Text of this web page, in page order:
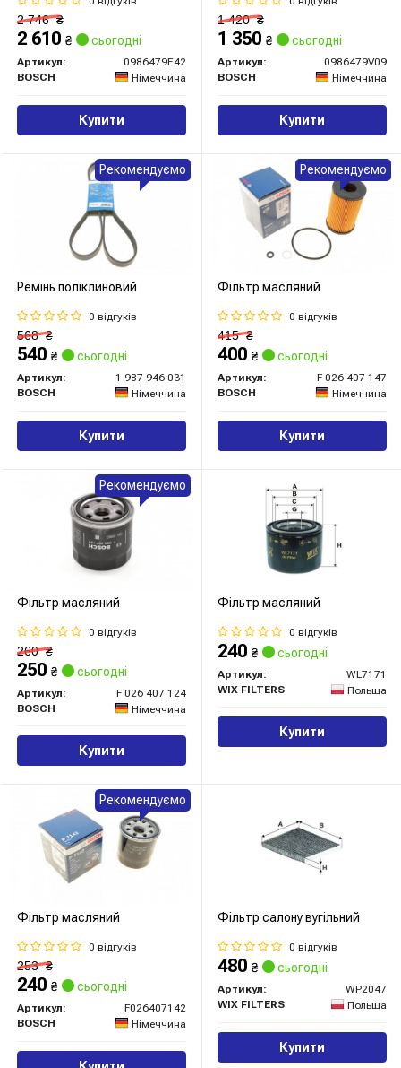
2 746₴
2 610 ₴ сьогодні
Артикул:
0986479E42
BOSCH
Німеччина
Купити
1 420₴
1 350 ₴ сьогодні
Артикул:
0986479V09
BOSCH
Німеччина
Купити
Ремінь поліклиновий
0 відгуків
568₴
540 ₴ сьогодні
Артикул:
1 987 946 031
BOSCH
Німеччина
Купити
Рекомендуємо
Фільтр масляний
0 відгуків
415₴
400 ₴ сьогодні
Артикул:
F 026 407 147
BOSCH
Німеччина
Купити
Рекомендуємо
Фільтр масляний
0 відгуків
260₴
250 ₴ сьогодні
Артикул:
F 026 407 124
BOSCH
Німеччина
Купити
Рекомендуємо
Фільтр масляний
0 відгуків
240 ₴ сьогодні
Артикул:
WL7171
WIX FILTERS
Польща
Купити
Фільтр масляний
0 відгуків
253₴
240 ₴ сьогодні
Артикул:
F026407142
BOSCH
Німеччина
Рекомендуємо
Фільтр салону вугільний
0 відгуків
480 ₴ сьогодні
Артикул:
WP2047
WIX FILTERS
Польща
Купити